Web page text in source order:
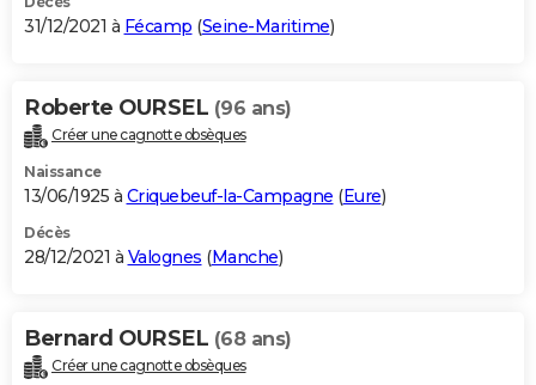
31/12/2021 à Fécamp (Seine-Maritime)
Roberte OURSEL (96 ans)
Créer une cagnotte obsèques
Naissance
13/06/1925 à Criquebeuf-la-Campagne (Eure)
Décès
28/12/2021 à Valognes (Manche)
Bernard OURSEL (68 ans)
Créer une cagnotte obsèques